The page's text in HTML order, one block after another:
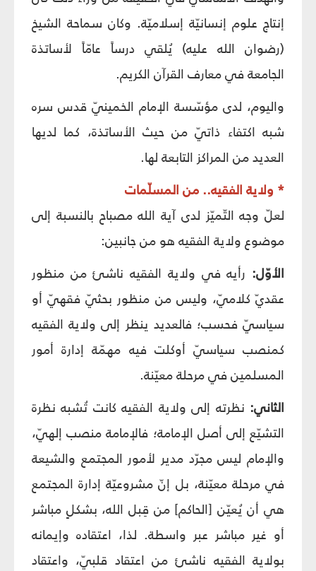
إنتاج علوم إنسانيّة إسلاميّة. وكان سماحة الشيخ
(رضوان الله عليه) يُلقي درساً عامّاً لأساتذة
الجامعة في معارف القرآن الكريم.
واليوم، لدى مؤسّسة الإمام الخمينيّ قدس سره
شبه اكتفاء ذاتيّ من حيث الأساتذة، كما لديها
العديد من المراكز التابعة لها.
* ولاية الفقيه.. من المسلّمات
لعلّ وجه التّميّز لدى آية الله مصباح بالنسبة إلى
موضوع ولاية الفقيه هو من جانبين:
الأوّل: رأيه في ولاية الفقيه ناشئ من منظور
عقديّ كلاميّ، وليس من منظور بحثيّ فقهيّ أو
سياسيّ فحسب؛ فالعديد ينظر إلى ولاية الفقيه
كمنصب سياسيّ أوكلت فيه مهمّة إدارة أمور
المسلمين في مرحلة معيّنة.
الثاني: نظرته إلى ولاية الفقيه كانت تُشبه نظرة
التشيّع إلى أصل الإمامة؛ فالإمامة منصب إلهيّ،
والإمام ليس مجرّد مدير لأمور المجتمع والشيعة
في مرحلة معيّنة، بل إنّ مشروعيّة إدارة المجتمع
هي أن يُعيّن [الحاكم] من قِبل الله، بشكلٍ مباشر
أو غير مباشر عبر واسطة. لذا، اعتقاده وإيمانه
بولاية الفقيه ناشئ من اعتقاد قلبيّ، واعتقاد